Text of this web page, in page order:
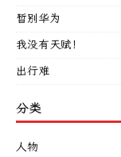
暂别华为
我没有天赋！
出行难
分类
人物